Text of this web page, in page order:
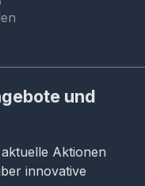
und
Aktionen
innovative